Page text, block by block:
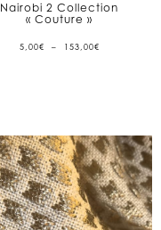
Nairobi 2 Collection
« Couture »
5,00€ – 153,00€PLAGE
DE